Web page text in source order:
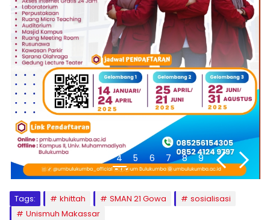
4 5 6 7 8 9
Tags: khittah SMAN 21 Gowa
sosialisasi
Unismuh Makassar